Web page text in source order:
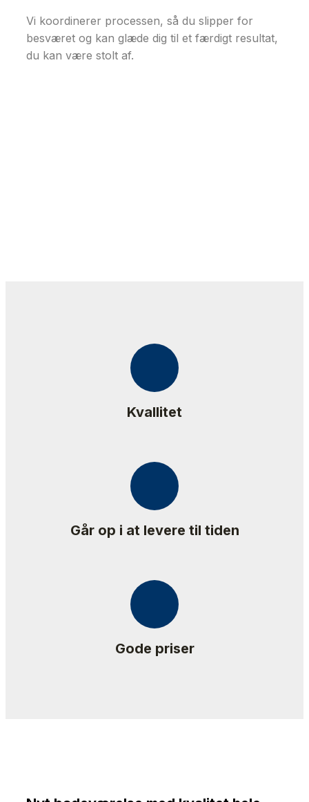
Vi koordinerer processen, så du slipper for
besværet og kan glæde dig til et færdigt resultat,
du kan være stolt af.
Kvallitet
Går op i at levere til tiden
Gode priser